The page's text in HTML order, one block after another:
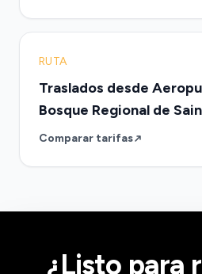
RUTA
Traslados desde
Bosque Regional de
Comparar tarifas
¿Listo para